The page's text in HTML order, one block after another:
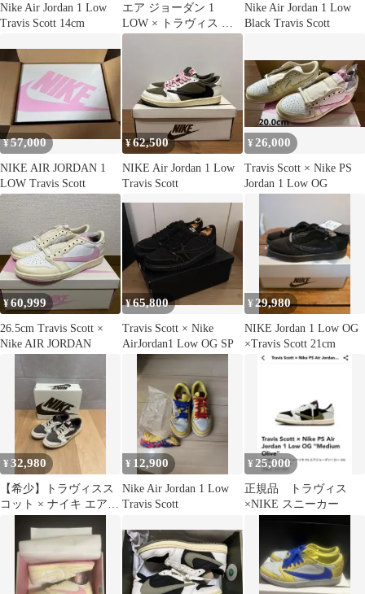
Nike Air Jordan 1 Low
Travis Scott 14cm
エア ジョーダン 1
LOW × トラヴィス ス
コット
Nike Air Jordan 1 Low
Black Travis Scott
¥57,000
NIKE AIR JORDAN 1
LOW Travis Scott
¥62,500
NIKE Air Jordan 1 Low
Travis Scott
¥ 26,000
Travis Scott × Nike PS
Jordan 1 Low OG
¥60,999
26.5cm Travis Scott ×
Nike AIR JORDAN
¥65,800
Travis Scott × Nike
AirJordan1 Low OG SP
¥29,980
NIKE Jordan 1 Low OG
×Travis Scott 21cm
¥32,980
【希少】トラヴィスス
コット × ナイキ エアジ
スモカ
¥ 12,900
Nike Air Jordan 1 Low
Travis Scott
¥25,000
正規品 トラヴィス
×NIKE スニーカー